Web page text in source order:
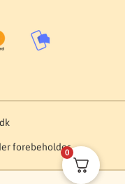
forebeholdes.
0